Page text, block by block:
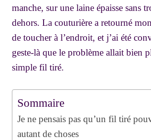
manche, sur une laine épaisse sans
dehors. La couturière a retourné
de toucher à l’endroit, et j’ai été
geste-là que le problème allait bien
simple fil tiré.
Sommaire
Je ne pensais pas qu’un fil tiré
autant de choses